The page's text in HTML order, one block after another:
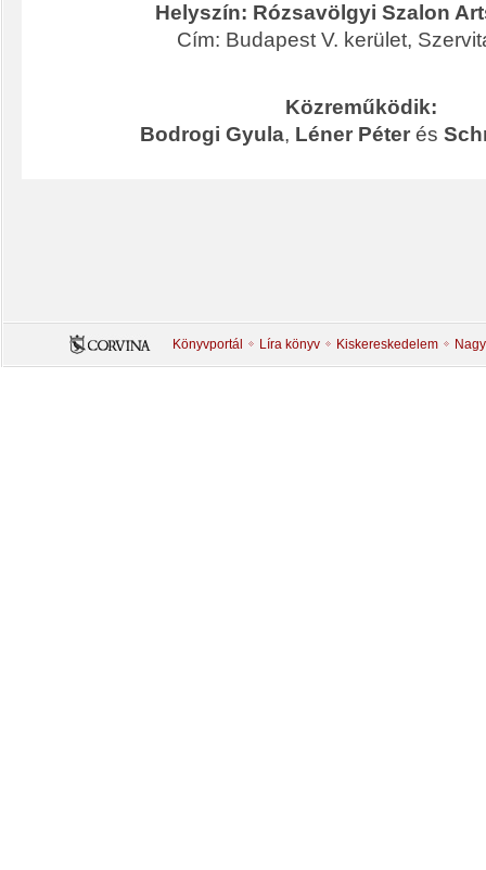
Helyszín: Rózsavölgyi Szalon
Cím: Budapest V. kerület,
Közreműködik:
Bodrogi Gyula, Léner Péterés
Könyvportál Líra könyv Kiskereskedelem